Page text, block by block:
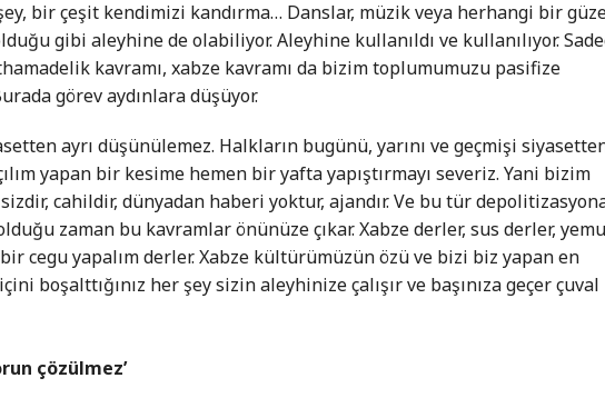
bir çeşit kendimizi kandırma… Danslar, müzik veya herhangi bir
gibi aleyhine de olabiliyor. Aleyhine kullanıldı ve kullanılıyor.
kavramı, xabze kavramı da bizim toplumumuzu pasifize
görev aydınlara düşüyor.
ayrı düşünülemez. Halkların bugünü, yarını ve geçmişi
yapan bir kesime hemen bir yafta yapıştırmayı severiz. Yani bizim
cahildir, dünyadan haberi yoktur, ajandır. Ve bu tür
zaman bu kavramlar önünüze çıkar. Xabze derler, sus derler,
cegu yapalım derler. Xabze kültürümüzün özü ve bizi biz yapan en
boşalttığınız her şey sizin aleyhinize çalışır ve başınıza geçer çuval
çözülmez’